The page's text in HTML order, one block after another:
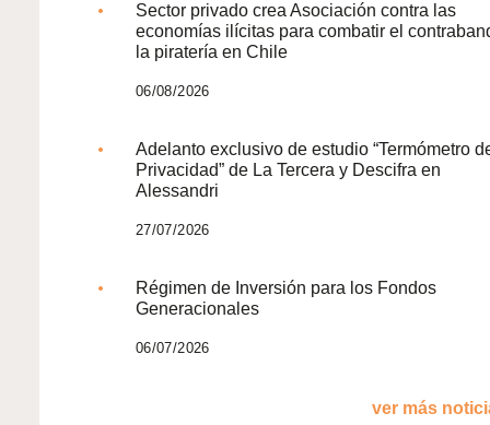
Sector privado crea Asociación contra las
economías ilícitas para combatir el
la piratería en Chile
06/08/2026
Adelanto exclusivo de estudio “Termómetro
Privacidad” de La Tercera y Descifra en
Alessandri
27/07/2026
Régimen de Inversión para los Fondos
Generacionales
06/07/2026
ver más